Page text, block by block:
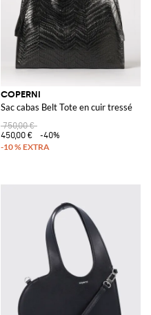
COPERNI
Sac cabas Belt Tote en cuir tressé
750,00 €
450,00 €
-40%